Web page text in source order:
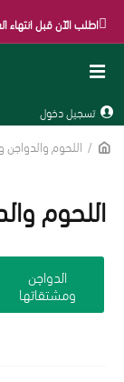
اطلب الآن قبل انتهاء العروض
تسجيل دخول
اللحوم
اللحوم
الدواجن
ومشتقاتها